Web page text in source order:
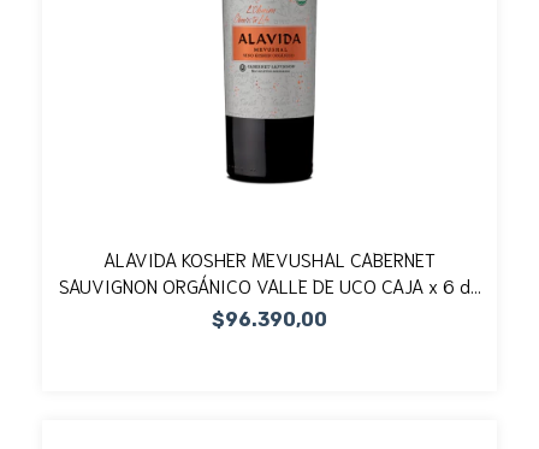
ALAVIDA KOSHER MEVUSHAL CABERNET
SAUVIGNON ORGÁNICO VALLE DE UCO CAJA x 6 de
750cc
$96.390,00